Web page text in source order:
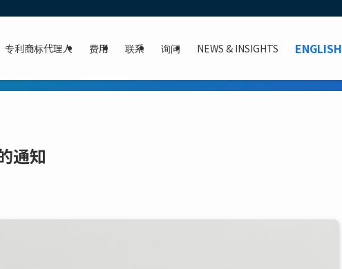
专利商标代理人 费用 联系 询问 NEWS & INSIGHTS ENGLISH
通知